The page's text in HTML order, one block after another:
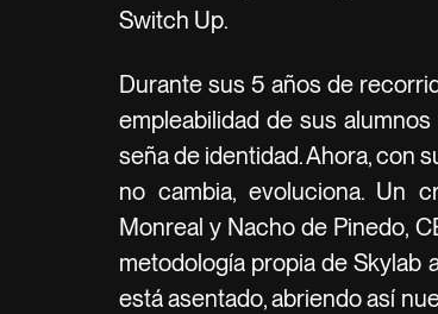
Switch Up.
Durante sus 5 años de
empleabilidad de sus
seña de identidad. Ahora, con
no cambia, evoluciona. Un
Monreal y Nacho de Pinedo,
metodología propia de Skylab
está asentado, abriendo así